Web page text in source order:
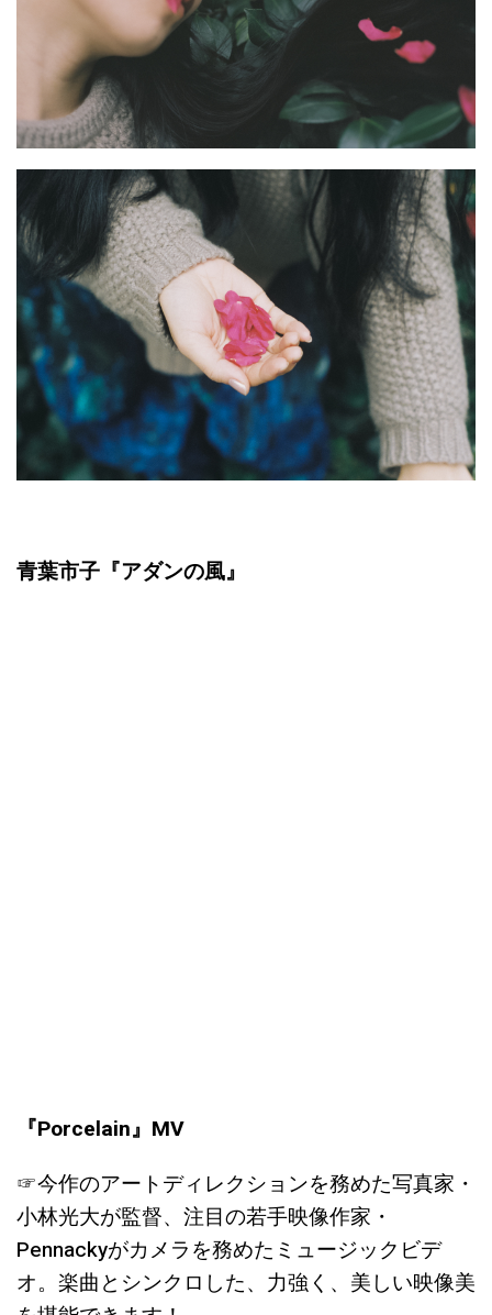
青葉市子『アダンの風』
『Porcelain』MV
☞今作のアートディレクションを務めた写真家・
小林光大が監督、注目の若手映像作家・
Pennackyがカメラを務めたミュージックビデ
オ。楽曲とシンクロした、力強く、美しい映像美